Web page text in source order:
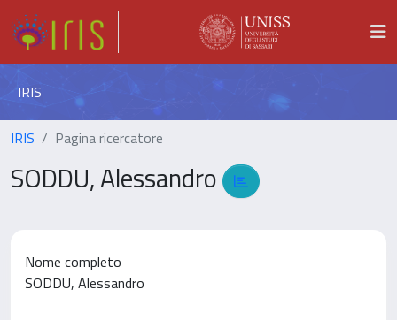
IRIS
IRIS Pagina ricercatore
SODDU, Alessandro
Nome completo
SODDU, Alessandro